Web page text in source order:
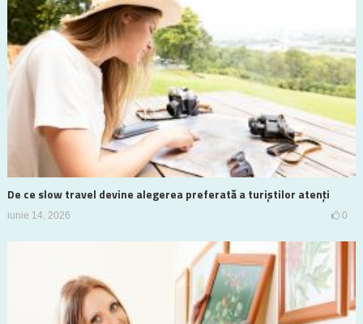
De ce slow travel devine alegerea preferată a turiștilor atenți
iunie 14, 2026 0